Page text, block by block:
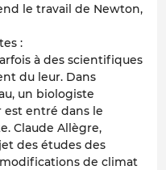
le travail de Newton,
:
à des scientifiques
du leur. Dans
un biologiste
est entré dans le
Claude Allègre,
des études des
de climat